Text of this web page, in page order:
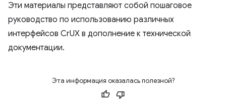
Эти материалы представляют собой пошаговое
руководство по использованию различных
интерфейсов CrUX в дополнение к технической
документации.
Эта информация оказалась полезной?